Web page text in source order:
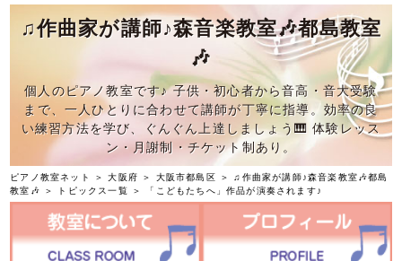
♫作曲家が講師♪森音楽教室🎶都島教室
🎶
個人のピアノ教室です♪ 子供・初心者から音高・音大受験
まで、一人ひとりに合わせて講師が丁寧に指導。効率の良
い練習方法を学び、ぐんぐん上達しましょう🎹 体験レッス
ン・月謝制・チケット制あり。
ピアノ教室ネット ＞大阪府 ＞ 大阪市都島区 ＞
♫作曲家が講師♪森音楽教室🎶都島
教室🎶 ＞ トピックス一覧 ＞ 「こどもたちへ」作品が演奏されます♪